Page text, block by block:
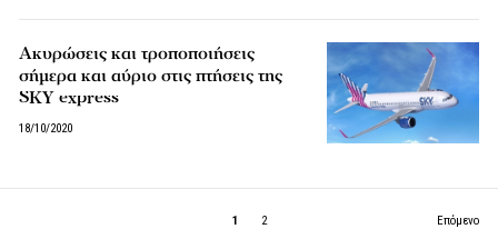
Aκυρώσεις και τροποποιήσεις
σήμερα και αύριο στις πτήσεις της
SKY express
18/10/2020
1 2 Επόμενο